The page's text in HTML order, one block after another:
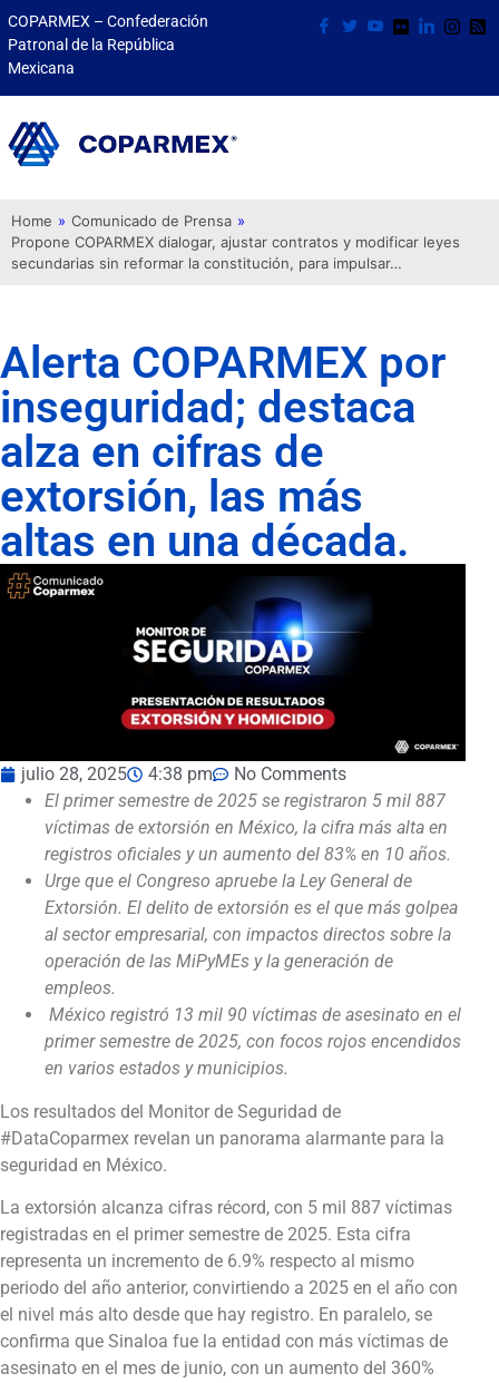
COPARMEX – Confederación
Patronal de la República
Mexicana
Home » Comunicado de Prensa »
Propone COPARMEX dialogar, ajustar contratos y modificar leyes
secundarias sin reformar la constitución, para impulsar…
Alerta COPARMEX por
inseguridad; destaca
alza en cifras de
extorsión, las más
altas en una década.
julio 28, 2025 4:38 pm
No Comments
El primer semestre de 2025 se registraron 5 mil 887
víctimas de extorsión en México, la cifra más alta en
registros oficiales y un aumento del 83% en 10 años.
Urge que el Congreso apruebe la Ley General de
Extorsión. El delito de extorsión es el que más golpea
al sector empresarial, con impactos directos sobre la
operación de las MiPyMEs y la generación de
empleos.
México registró 13 mil 90 víctimas de asesinato en el
primer semestre de 2025, con focos rojos encendidos
en varios estados y municipios.
Los resultados del Monitor de Seguridad de
#DataCoparmex revelan un panorama alarmante para la
seguridad en México.
La extorsión alcanza cifras récord, con 5 mil 887 víctimas
registradas en el primer semestre de 2025. Esta cifra
representa un incremento de 6.9% respecto al mismo
periodo del año anterior, convirtiendo a 2025 en el año con
el nivel más alto desde que hay registro. En paralelo, se
confirma que Sinaloa fue la entidad con más víctimas de
asesinato en el mes de junio, con un aumento del 360%